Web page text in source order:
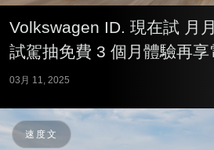
Volkswagen ID. 現在試 月
試駕抽免費 3 個月體驗再享
03月 11, 2025
速度文